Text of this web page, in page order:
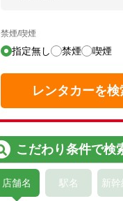
禁煙/喫煙
指定無し 禁煙 喫煙
レンタカーを検
こだわり条件で検
店舗名 駅名 新幹